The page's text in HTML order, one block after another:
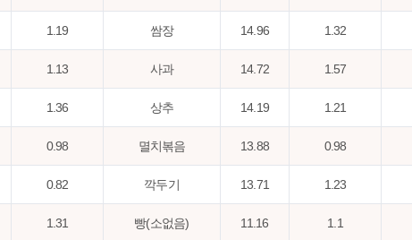
1.19 쌈장 14.96 1.32
1.13 사과 14.72 1.57
1.36 상추 14.19 1.21
0.98 멸치볶음 13.88 0.98
0.82 깍두기 13.71 1.23
1.31 빵(소없음) 11.16 1.1